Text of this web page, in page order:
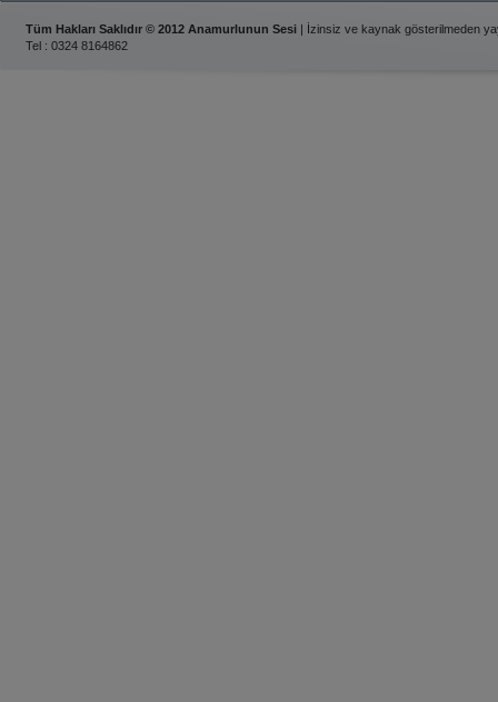
Tüm Hakları Saklıdır © 2012 Anamurlunun Sesi | İzinsiz ve kaynak gösterilmeden
Tel : 0324 8164862